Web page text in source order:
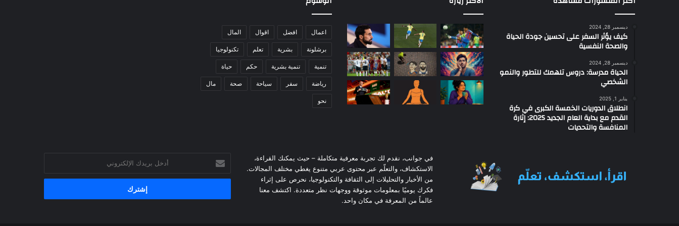
ر
خ
ي
غ
و
ي
و
ي
ل
ى
ب
ي
ص
ديسمبر 28, 2024
كيف يؤثر السفر على تحسين جودة الحياة
والصحة النفسية
ديسمبر 28, 2024
الحياة مدرسة: دروس تلهمك للتطور والنمو
الشخصي
يناير 1, 2025
انطلاق الدوريات الخمسة الكبرى في كرة
القدم مع بداية العام الجديد 2025: إثارة
المنافسة والتحديات
اعمال افضل اقوال المال
برشلونة بشرية تعلم تكنولوجيا
تنمية تنمية بشرية حكم حياة
رياضة سفر سياحة صحة مال
نحو
في جوانب، نقدم لك تجربة معرفية متكاملة – حيث يمكنك القراءة،
الاستكشاف، والتعلّم عبر محتوى عربي متنوع يغطي مختلف المجالات.
من الأخبار والتحليلات إلى الثقافة والتكنولوجيا، نحرص على إثراء
فكرك يوميًا بمعلومات موثوقة ووجهات نظر متعددة. اكتشف معنا
عالماً من المعرفة في مكان واحد.
أدخل
بريدك
الإلكتروني